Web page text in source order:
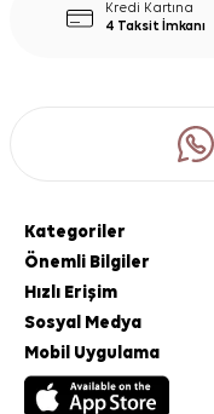
Kredi Kartına
4 Taksit İmkanı
Kategoriler
Önemli Bilgiler
Hızlı Erişim
Sosyal Medya
Mobil Uygulama